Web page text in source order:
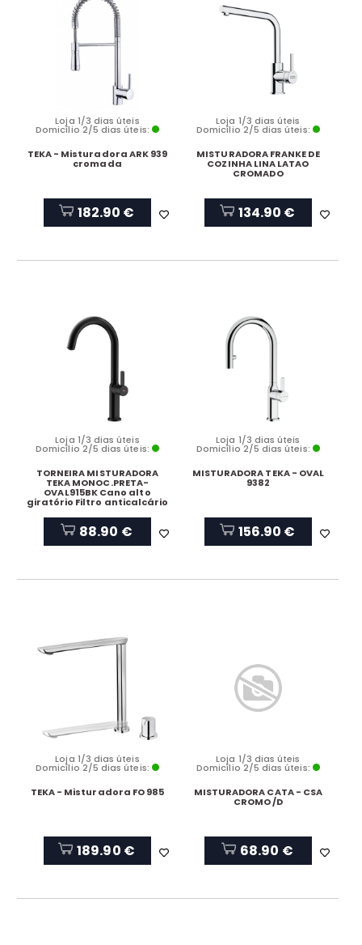
Loja 1/3 dias úteis
Domicílio 2/5 dias úteis:
TEKA - Misturadora ARK 939
cromada
182.90 €
Loja 1/3 dias úteis
Domicílio 2/5 dias úteis:
MISTURADORA FRANKE DE
COZINHA LINA LATAO
CROMADO
134.90 €
Loja 1/3 dias úteis
Domicílio 2/5 dias úteis:
TORNEIRA MISTURADORA
TEKA MONOC.PRETA-
OVAL915BK Cano alto
giratório Filtro anticalcário
88.90 €
Loja 1/3 dias úteis
Domicílio 2/5 dias úteis:
MISTURADORA TEKA - OVAL
9382
156.90 €
Loja 1/3 dias úteis
Domicílio 2/5 dias úteis:
TEKA - Misturadora FO 985
189.90 €
Loja 1/3 dias úteis
Domicílio 2/5 dias úteis:
MISTURADORA CATA - CSA
CROMO /D
68.90 €